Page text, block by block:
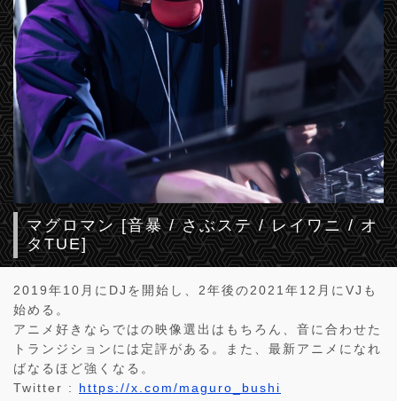
マグロマン [音暴 / さぶステ / レイワニ / オ
タTUE]
2019年10月にDJを開始し、2年後の2021年12月にVJも
始める。
アニメ好きならではの映像選出はもちろん、音に合わせた
トランジションには定評がある。また、最新アニメになれ
ばなるほど強くなる。
Twitter : https://x.com/maguro_bushi